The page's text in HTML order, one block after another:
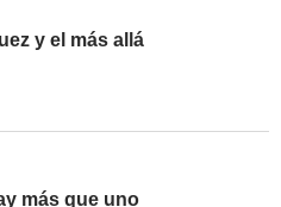
y el más allá
más que uno